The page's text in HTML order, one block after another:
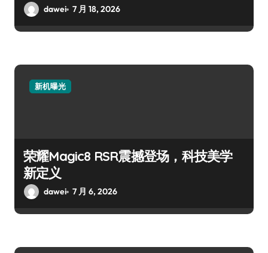
dawei 7 月 18, 2026
新机曝光
荣耀Magic8 RSR震撼登场，科技美学
新定义
dawei 7 月 6, 2026